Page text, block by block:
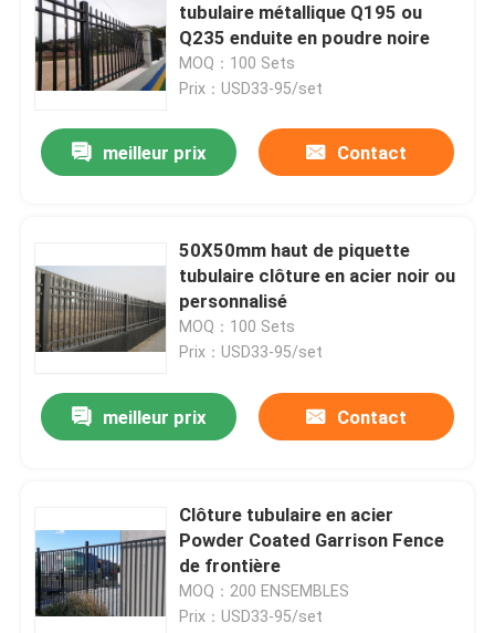
tubulaire métallique Q195 ou
Q235 enduite en poudre noire
MOQ：100 Sets
Prix：USD33-95/set
meilleur prix Contact
50X50mm haut de piquette
tubulaire clôture en acier noir ou
personnalisé
MOQ：100 Sets
Prix：USD33-95/set
meilleur prix Contact
Clôture tubulaire en acier
Powder Coated Garrison Fence
de frontière
MOQ：200 ENSEMBLES
Prix：USD33-95/set